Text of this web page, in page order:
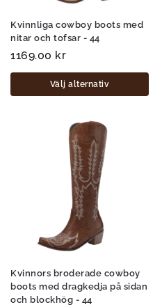
Kvinnliga cowboy boots med
nitar och tofsar - 44
1169.00 kr
Välj alternativ
Kvinnors broderade cowboy
boots med dragkedja på sidan
och blockhög - 44